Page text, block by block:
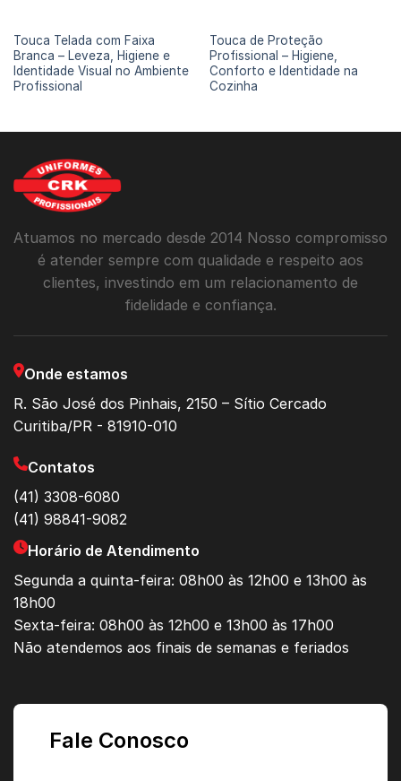
Touca Telada com Faixa
Branca – Leveza, Higiene e
Identidade Visual no Ambiente
Profissional
Touca de Proteção
Profissional – Higiene,
Conforto e Identidade na
Cozinha
Atuamos no mercado desde 2014 Nosso compromisso
é atender sempre com qualidade e respeito aos
clientes, investindo em um relacionamento de
fidelidade e confiança.
Onde estamos
R. São José dos Pinhais, 2150 – Sítio Cercado
Curitiba/PR - 81910-010
Contatos
(41) 3308-6080
(41) 98841-9082
Horário de Atendimento
Segunda a quinta-feira: 08h00 às 12h00 e 13h00 às
18h00
Sexta-feira: 08h00 às 12h00 e 13h00 às 17h00
Não atendemos aos finais de semanas e feriados
Fale Conosco